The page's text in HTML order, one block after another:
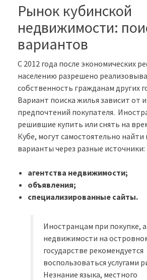
Рынок кубинской
недвижимости:
вариантов
С 2012 года после экономических
населению разрешено
собственность гражданам других
Вариант поиска жилья зависит от
предпочтений покупателя.
решившие купить или снять на
Кубе, могут самостоятельно
варианты через разные источники:
агентства недвижимости;
объявления;
специализированные сайты.
Иностранцам при покупке,
недвижимости на
государстве рекомендуется
воспользоваться услугами
Незнание языка, местного